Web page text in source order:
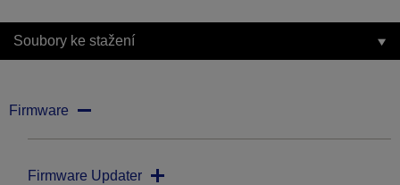
Soubory ke stažení
Firmware
Firmware Updater